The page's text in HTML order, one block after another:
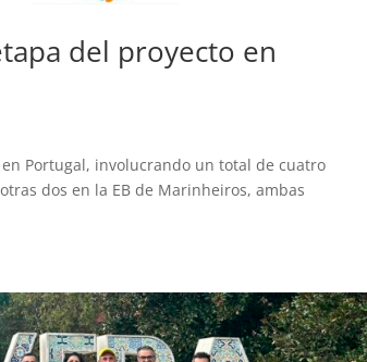
del proyecto en
en Portugal, involucrando un total de cuatro
dos en la EB de Marinheiros, ambas